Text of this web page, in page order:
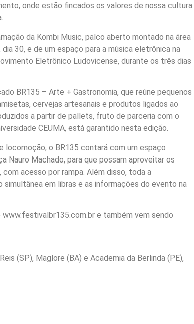
onde estão fincados os valores de nossa cultura:
da Kombi Music, palco aberto montado na área
30, e de um espaço para a música eletrônica na
Eletrônico Ludovicense, durante os três dias
BR135 – Arte + Gastronomia, que reúne pequenos
cervejas artesanais e produtos ligados ao
a partir de pallets, fruto de parceria com o
CEUMA, está garantido nesta edição.
locomoção, o BR135 contará com um espaço
Nauro Machado, para que possam aproveitar os
acesso por rampa. Além disso, toda a
em libras e as informações do evento na
e também vem sendo
(SP), Maglore (BA) e Academia da Berlinda (PE),